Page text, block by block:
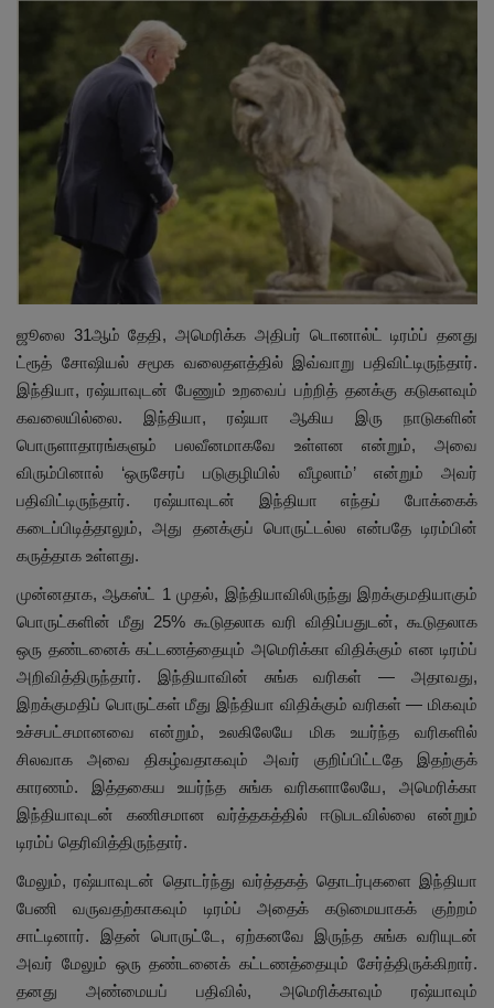
சந்தா
Language
ஜூலை 31ஆம் தேதி, அமெரிக்க அதிபர் டொனால்ட் டிரம்ப் தனது
ட்ரூத் சோஷியல் சமூக வலைதளத்தில் இவ்வாறு பதிவிட்டிருந்தார்.
இந்தியா, ரஷ்யாவுடன் பேணும் உறவைப் பற்றித் தனக்கு கடுகளவும்
கவலையில்லை. இந்தியா, ரஷ்யா ஆகிய இரு நாடுகளின்
பொருளாதாரங்களும் பலவீனமாகவே உள்ளன என்றும், அவை
விரும்பினால் ‘ஒருசேரப் படுகுழியில் வீழலாம்’ என்றும் அவர்
பதிவிட்டிருந்தார். ரஷ்யாவுடன் இந்தியா எந்தப் போக்கைக்
கடைப்பிடித்தாலும், அது தனக்குப் பொருட்டல்ல என்பதே டிரம்பின்
கருத்தாக உள்ளது.
முன்னதாக, ஆகஸ்ட் 1 முதல், இந்தியாவிலிருந்து இறக்குமதியாகும்
பொருட்களின் மீது 25% கூடுதலாக வரி விதிப்பதுடன், கூடுதலாக
ஒரு தண்டனைக் கட்டணத்தையும் அமெரிக்கா விதிக்கும் என டிரம்ப்
அறிவித்திருந்தார். இந்தியாவின் சுங்க வரிகள் — அதாவது,
இறக்குமதிப் பொருட்கள் மீது இந்தியா விதிக்கும் வரிகள் — மிகவும்
உச்சபட்சமானவை என்றும், உலகிலேயே மிக உயர்ந்த வரிகளில்
சிலவாக அவை திகழ்வதாகவும் அவர் குறிப்பிட்டதே இதற்குக்
காரணம். இத்தகைய உயர்ந்த சுங்க வரிகளாலேயே, அமெரிக்கா
இந்தியாவுடன் கணிசமான வர்த்தகத்தில் ஈடுபடவில்லை என்றும்
டிரம்ப் தெரிவித்திருந்தார்.
மேலும், ரஷ்யாவுடன் தொடர்ந்து வர்த்தகத் தொடர்புகளை இந்தியா
பேணி வருவதற்காகவும் டிரம்ப் அதைக் கடுமையாகக் குற்றம்
சாட்டினார். இதன் பொருட்டே, ஏற்கனவே இருந்த சுங்க வரியுடன்
அவர் மேலும் ஒரு தண்டனைக் கட்டணத்தையும் சேர்த்திருக்கிறார்.
தனது அண்மையப் பதிவில், அமெரிக்காவும் ரஷ்யாவும்